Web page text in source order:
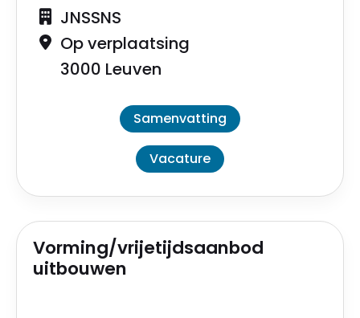
JNSSNS
Op verplaatsing
3000 Leuven
Samenvatting
Vacature
Vorming/vrijetijdsaanbod
uitbouwen